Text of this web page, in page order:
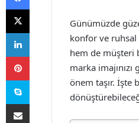
Günümüzde
konfor ve
hem de müşteri
marka
önem taşır. İşte
X
LinkedIn
Pinterest
Skype
E-Posta ile paylaş